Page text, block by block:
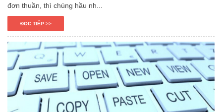
đơn thuần, thì chúng hầu nh...
ĐỌC TIẾP >>